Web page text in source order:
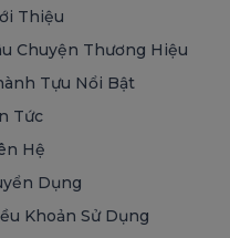
Thiệu
Chuyện Thương Hiệu
Tựu Nổi Bật
Tức
Hệ
Dụng
Khoản Sử Dụng